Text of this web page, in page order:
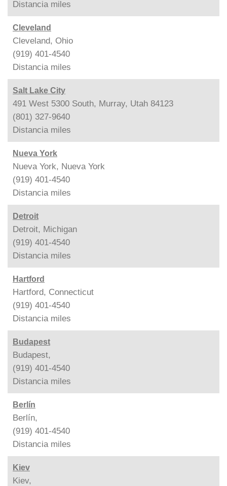
Distancia miles
Cleveland
Cleveland, Ohio
(919) 401-4540
Distancia miles
Salt Lake City
491 West 5300 South, Murray, Utah 84123
(801) 327-9640
Distancia miles
Nueva York
Nueva York, Nueva York
(919) 401-4540
Distancia miles
Detroit
Detroit, Michigan
(919) 401-4540
Distancia miles
Hartford
Hartford, Connecticut
(919) 401-4540
Distancia miles
Budapest
Budapest,
(919) 401-4540
Distancia miles
Berlín
Berlín,
(919) 401-4540
Distancia miles
Kiev
Kiev,